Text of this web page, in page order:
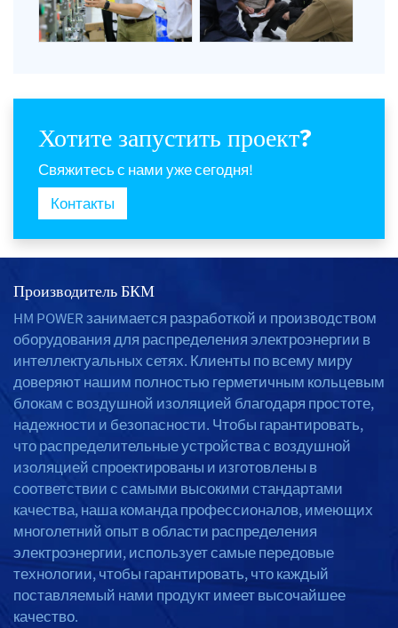
Хотите запустить проект?
Свяжитесь с нами уже сегодня!
Контакты
Производитель БКМ
HM POWER занимается разработкой и производством
оборудования для распределения электроэнергии в
интеллектуальных сетях. Клиенты по всему миру
доверяют нашим полностью герметичным кольцевым
блокам с воздушной изоляцией благодаря простоте,
надежности и безопасности. Чтобы гарантировать,
что распределительные устройства с воздушной
изоляцией спроектированы и изготовлены в
соответствии с самыми высокими стандартами
качества, наша команда профессионалов, имеющих
многолетний опыт в области распределения
электроэнергии, использует самые передовые
технологии, чтобы гарантировать, что каждый
поставляемый нами продукт имеет высочайшее
качество.